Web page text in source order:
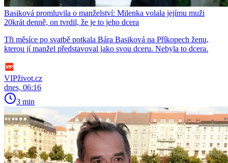
Basiková promluvila o manželství: Milenka volala jejímu muži
20krát denně, on tvrdil, že je to jeho dcera
Tři měsíce po svatbě potkala Bára Basiková na Příkopech ženu,
kterou jí manžel představoval jako svou dceru. Nebyla to dcera.
VIPživot.cz
dnes, 06:16
3 min